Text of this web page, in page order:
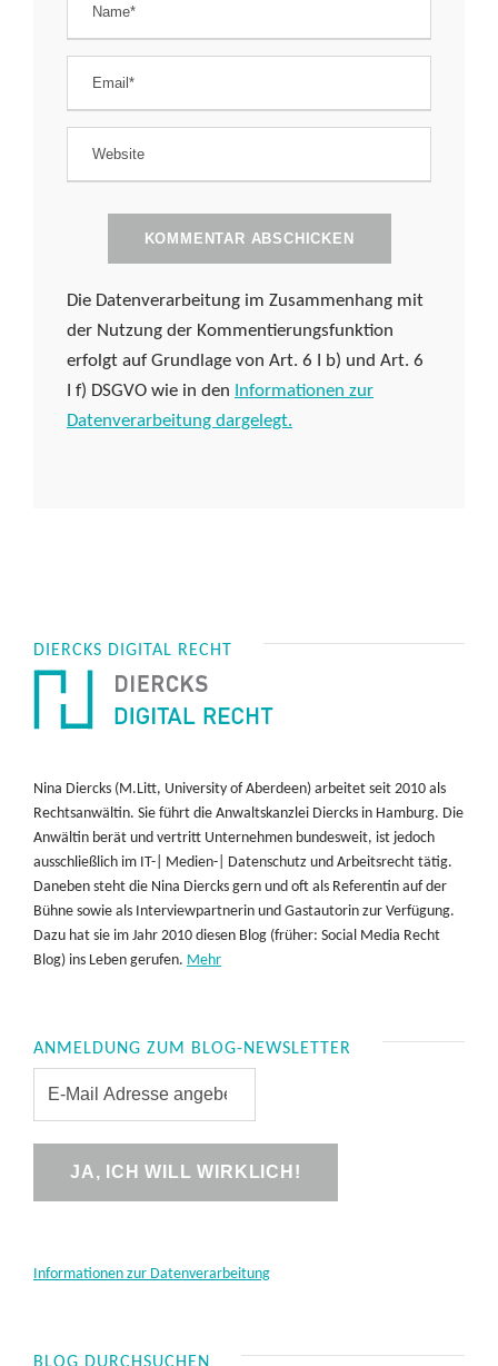
Die Datenverarbeitung im Zusammenhang mit
der Nutzung der Kommentierungsfunktion
erfolgt auf Grundlage von Art. 6 I b) und Art. 6
I f) DSGVO wie in den Informationen zur
Datenverarbeitung dargelegt.
DIERCKS DIGITAL RECHT
Nina Diercks (M.Litt, University of Aberdeen) arbeitet seit 2010 als
Rechtsanwältin. Sie führt die Anwaltskanzlei Diercks in Hamburg. Die
Anwältin berät und vertritt Unternehmen bundesweit, ist jedoch
ausschließlich im IT-| Medien-| Datenschutz und Arbeitsrecht tätig.
Daneben steht die Nina Diercks gern und oft als Referentin auf der
Bühne sowie als Interviewpartnerin und Gastautorin zur Verfügung.
Dazu hat sie im Jahr 2010 diesen Blog (früher: Social Media Recht
Blog) ins Leben gerufen. Mehr
ANMELDUNG ZUM BLOG-NEWSLETTER
Informationen zur Datenverarbeitung